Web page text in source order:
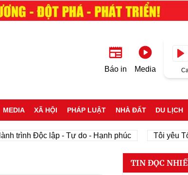
Báo in Media
MEDIA XÃ HỘI PHÁP LUẬT NHÀ ĐẤT DU LỊCH
trình Độc lập - Tự do - Hạnh phúc Tôi yêu Tổ
TIN ĐỌC